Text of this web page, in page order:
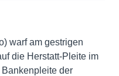
warf am gestrigen
die Herstatt-Pleite im
der